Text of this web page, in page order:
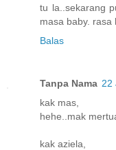
tu la..sekarang
masa baby. rasa
Balas
Tanpa Nama 22
kak mas,
hehe..mak
kak aziela,